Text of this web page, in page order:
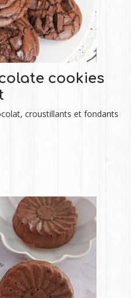
cookies
croustillants et fondants